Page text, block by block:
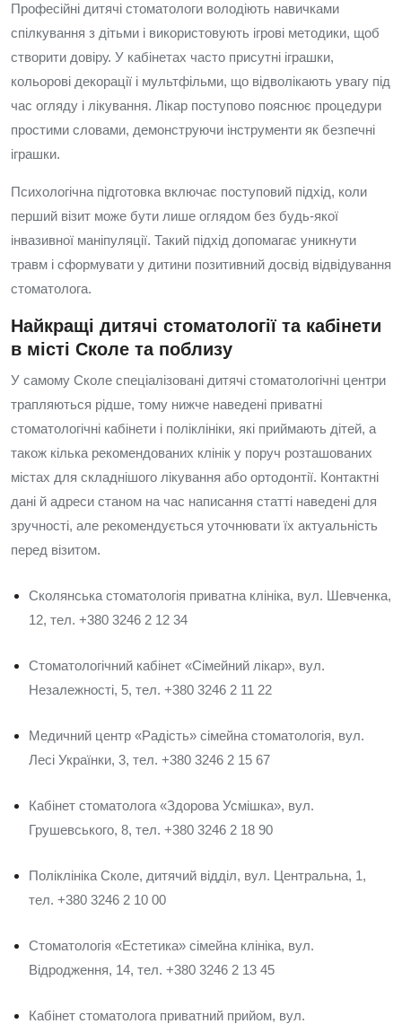
Професійні дитячі стоматологи володіють навичками
спілкування з дітьми і використовують ігрові методики, щоб
створити довіру. У кабінетах часто присутні іграшки,
кольорові декорації і мультфільми, що відволікають увагу під
час огляду і лікування. Лікар поступово пояснює процедури
простими словами, демонструючи інструменти як безпечні
іграшки.
Психологічна підготовка включає поступовий підхід, коли
перший візит може бути лише оглядом без будь‑якої
інвазивної маніпуляції. Такий підхід допомагає уникнути
травм і сформувати у дитини позитивний досвід відвідування
стоматолога.
Найкращі дитячі стоматології та кабінети
в місті Сколе та поблизу
У самому Сколе спеціалізовані дитячі стоматологічні центри
трапляються рідше, тому нижче наведені приватні
стоматологічні кабінети і поліклініки, які приймають дітей, а
також кілька рекомендованих клінік у поруч розташованих
містах для складнішого лікування або ортодонтії. Контактні
дані й адреси станом на час написання статті наведені для
зручності, але рекомендується уточнювати їх актуальність
перед візитом.
Сколянська стоматологія приватна клініка, вул. Шевченка,
12, тел. +380 3246 2 12 34
Стоматологічний кабінет «Сімейний лікар», вул.
Незалежності, 5, тел. +380 3246 2 11 22
Медичний центр «Радість» сімейна стоматологія, вул.
Лесі Українки, 3, тел. +380 3246 2 15 67
Кабінет стоматолога «Здорова Усмішка», вул.
Грушевського, 8, тел. +380 3246 2 18 90
Поліклініка Сколе, дитячий відділ, вул. Центральна, 1,
тел. +380 3246 2 10 00
Стоматологія «Естетика» сімейна клініка, вул.
Відродження, 14, тел. +380 3246 2 13 45
Кабінет стоматолога приватний прийом, вул.